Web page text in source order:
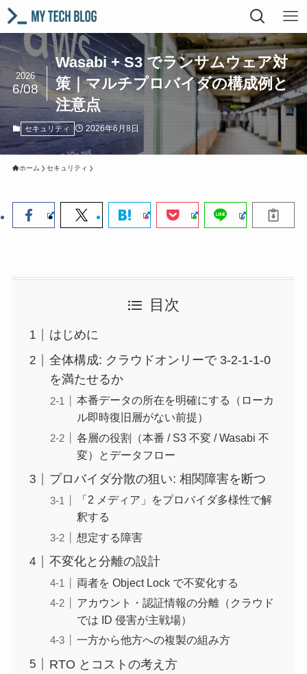
Wasabi + S3 でランサムウェア対
策｜マルチプロバイダの構成例と
注意点
2026
6/08
セキュリティ 2026年6月8日
ホーム セキュリティ
目次
はじめに
全体構成: クラウドオンリーで 3-2-1-1-0
を満たせるか
本番データの所在を明確にする（ローカ
ル即時復旧層がない前提）
各層の役割（本番 / S3 不変 / Wasabi 不
変）とデータフロー
プロバイダ分散の狙い: 相関障害を断つ
「2 メディア」をプロバイダ多様性で解
釈する
想定する障害
不変化と分離の設計
両者を Object Lock で不変化する
アカウント・認証情報の分離（クラウド
では ID 侵害が主戦場）
一方から他方への複製の組み方
RTO とコストの考え方